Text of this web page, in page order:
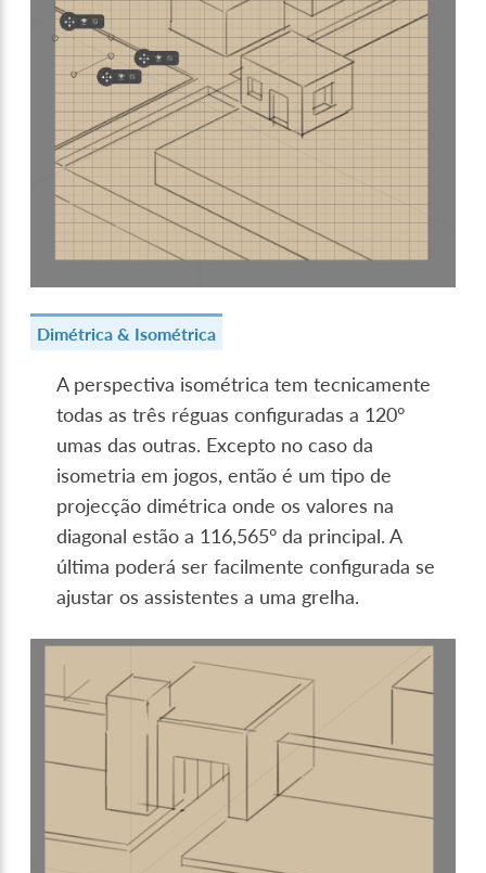
Dimétrica & Isométrica
A perspectiva isométrica tem tecnicamente
todas as três réguas configuradas a 120°
umas das outras. Excepto no caso da
isometria em jogos, então é um tipo de
projecção dimétrica onde os valores na
diagonal estão a 116,565° da principal. A
última poderá ser facilmente configurada se
ajustar os assistentes a uma grelha.